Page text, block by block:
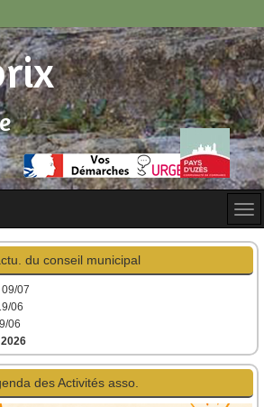
du conseil municipal
09/07
06
06
des Activités asso.